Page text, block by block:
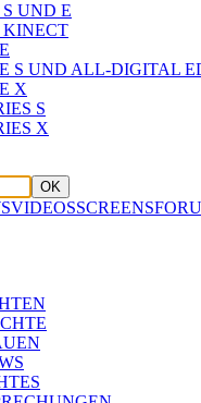
UND E
KINECT
S UND ALL-DIGITAL
X
S
X
OK
VIDEOSSCREENS